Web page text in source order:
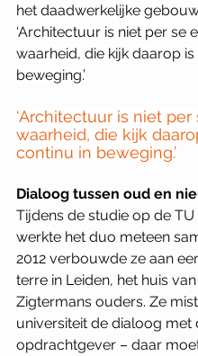
het daadwerkelijke
‘Architectuur is niet per se
waarheid, die kijk daarop
beweging.’
‘Architectuur is niet per
waarheid, die kijk
continu in beweging.’
Dialoog tussen oud en
Tijdens de studie op de TU
werkte het duo meteen
2012 verbouwde ze aan
terre in Leiden, het huis van
Zigtermans ouders. Ze
universiteit de dialoog met
opdrachtgever – daar